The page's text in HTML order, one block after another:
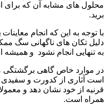
محلول های مشابه آن که برای
برید.
با توجه به این که انجام معاینات
دلیل تکان های ناگهانی سگ
به تنهایی انجام نشود و
در موارد خاص گاهی برگشتگی
است آثاری از کدورت و
قرنیه از خود نشان دهد و
همراه است.